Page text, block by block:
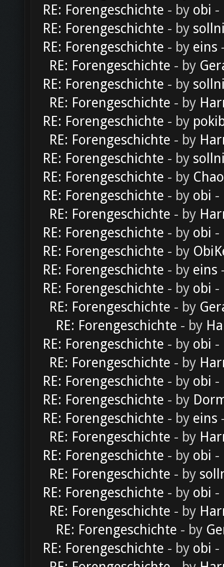
RE: Forengeschichte - by obi -
RE: Forengeschichte - by
RE: Forengeschichte - by eins
RE: Forengeschichte - by
RE: Forengeschichte - by
RE: Forengeschichte - by
RE: Forengeschichte - by
RE: Forengeschichte - by
RE: Forengeschichte - by
RE: Forengeschichte - by
RE: Forengeschichte - by obi -
RE: Forengeschichte - by
RE: Forengeschichte - by obi -
RE: Forengeschichte - by
RE: Forengeschichte - by eins
RE: Forengeschichte - by obi -
RE: Forengeschichte - by
RE: Forengeschichte - by
RE: Forengeschichte - by obi -
RE: Forengeschichte - by
RE: Forengeschichte - by obi -
RE: Forengeschichte - by
RE: Forengeschichte - by eins
RE: Forengeschichte - by
RE: Forengeschichte - by obi -
RE: Forengeschichte - by
RE: Forengeschichte - by obi -
RE: Forengeschichte - by
RE: Forengeschichte - by
RE: Forengeschichte - by obi -